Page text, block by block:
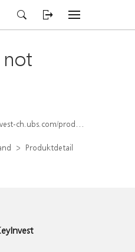
not
produkt/detail/index/isin/CH1456559496
Produktdetail